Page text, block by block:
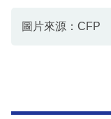
圖片來源：CFP